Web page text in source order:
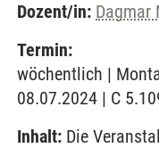
Dozent/in: Dagmar
Termin:
wöchentlich |
08.07.2024 | C
Inhalt: Die